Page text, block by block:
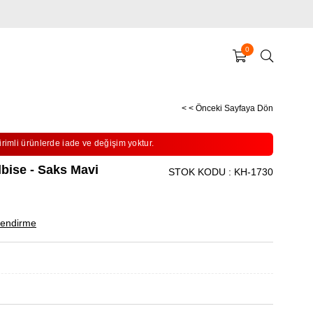
0
< < Önceki Sayfaya Dön
ürünlerde iade ve değişim yoktur.
- Saks Mavi STOK KODU KH-1730